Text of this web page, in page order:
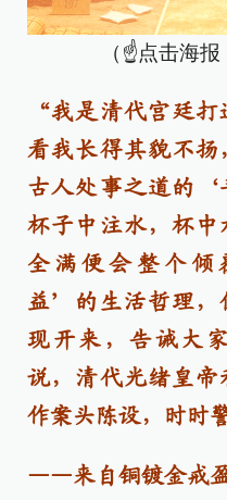
（☝点击海报
“我是清代宫廷
看我长得其貌不
古人处事之道的‘
杯子中注水，杯中
全满便会整个
益’的生活哲理，
现开来，告诫大
说，清代光绪皇帝
作案头陈设，时时
——来自铜镀金戒